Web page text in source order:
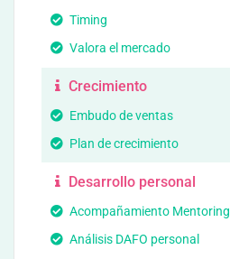
Timing
Valora el mercado
Crecimiento
Embudo de ventas
Plan de crecimiento
Desarrollo personal
Acompañamiento Mentoring
Análisis DAFO personal